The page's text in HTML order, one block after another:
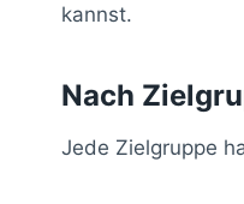
kannst.
Nach
Jede Zielgruppe